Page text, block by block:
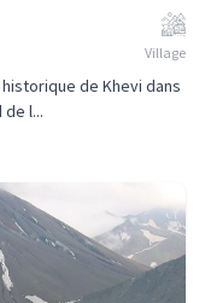
Village
de Khevi dans
l...